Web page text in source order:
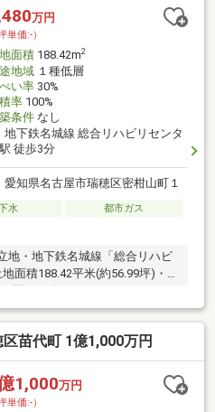
ありながら、住まいとしての落
きる住宅地用地。この機会にぜ
万円
単価:-）
面積188.42m2
地域１種低層
い率30%
率100%
条件なし
地下鉄名城線 総合リハビリセンタ
徒歩3分
愛知県名古屋市瑞穂区密柑山町１
水
都市ガス
地・地下鉄名城線「総合リハビ
面積188.42平米(約56.99坪)・前
間口は約13.8m・お好きなハウ
量実施予定、建物解体後に更地
米(2026年7月実施)※敷地図は仮
面ではありません 仮測量面
のため、確定測量の結果、増減
まい探しをお手伝いします
談はお気軽にお問い合わせく
苗代町 1億1,000万円
1,000万円
単価:-）